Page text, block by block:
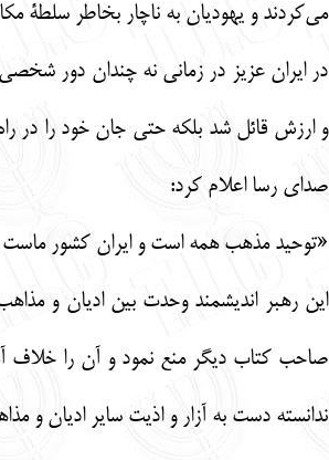
می‌کردند و یهودیان به ناچار بخاطر سلطۀ
در ایران عزیز در زمانی نه چندان دور
و ارزش قائل شد بلکه حتی جان خود را در
صدای رسا اعلام کرد:
«توحید مذهب همه است و ایران کشور
این رهبر اندیشمند وحدت بین ادیان و
صاحب کتاب دیگر منع نمود و آن را خلاف
ندانسته دست به آزار و اذیت سایر ادیان و